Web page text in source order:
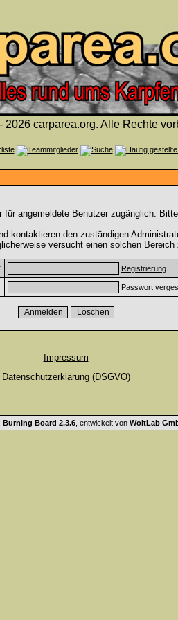
carparea.org. Alle Rechte
angemeldete Benutzer zugänglich.
kontaktieren den zuständigen
versucht einen solchen Bereich
Registrierung
Passwort
Impressum
Datenschutzerklärung (DSGVO)
Burning Board 2.3.6, entwickelt von WoltLab